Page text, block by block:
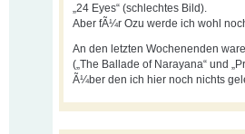
„24 Eyes“ (schlechtes Bild).
Aber fÃ¼r Ozu werde ich wohl
An den letzten Wochenenden
(„The Ballade of Narayana“ und
Ã¼ber den ich hier noch nichts